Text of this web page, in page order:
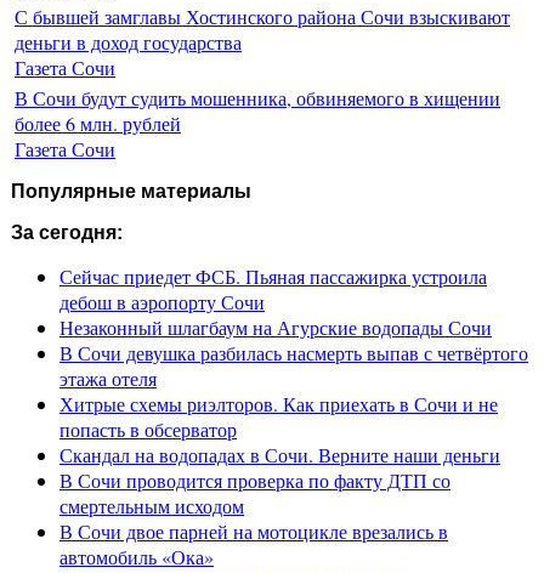
С бывшей замглавы Хостинского района Сочи взыскивают
деньги в доход государства
Газета Сочи
В Сочи будут судить мошенника, обвиняемого в хищении
более 6 млн. рублей
Газета Сочи
Популярные материалы
За сегодня:
Сейчас приедет ФСБ. Пьяная пассажирка устроила
дебош в аэропорту Сочи
Незаконный шлагбаум на Агурские водопады Сочи
В Сочи девушка разбилась насмерть выпав с четвёртого
этажа отеля
Хитрые схемы риэлторов. Как приехать в Сочи и не
попасть в обсерватор
Скандал на водопадах в Сочи. Верните наши деньги
В Сочи проводится проверка по факту ДТП со
смертельным исходом
В Сочи двое парней на мотоцикле врезались в
автомобиль «Ока»